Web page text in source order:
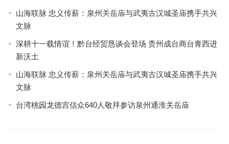
山海联脉 忠义传薪：泉州关岳庙与武夷古汉城圣庙携手共兴
文脉
深耕十一载情谊！黔台经贸恳谈会登场 贵州成台商台青西进
新沃土
山海联脉 忠义传薪：泉州关岳庙与武夷古汉城圣庙携手共兴
文脉
台湾桃园龙德宫信众640人敬拜参访泉州通淮关岳庙